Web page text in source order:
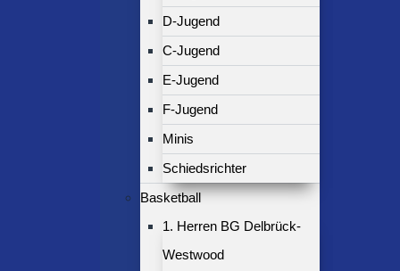
D-Jugend
C-Jugend
E-Jugend
F-Jugend
Minis
Schiedsrichter
Basketball
1. Herren BG Delbrück-
Westwood